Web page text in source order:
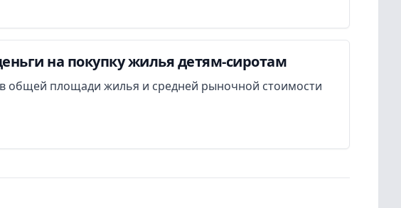
на покупку жилья детям-сиротам
общей площади жилья и средней рыночной стоимости